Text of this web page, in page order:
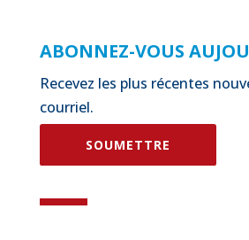
ABONNEZ-VOUS
Recevez les plus récentes
courriel.
SOUMETTRE